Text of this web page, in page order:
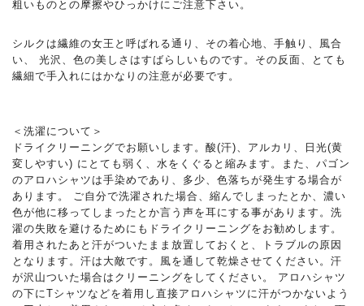
粗いものとの摩擦やひっかけにご注意下さい。
シルクは繊維の女王と呼ばれる通り、その着心地、手触り、風合
い、 光沢、色の美しさはすばらしいものです。その反面、とても
繊細で手入れにはかなりの注意が必要です。
＜洗濯について＞
ドライクリーニングでお願いします。酸(汗)、アルカリ、日光(黄
変しやすい) にとても弱く、水をくぐると縮みます。また、パゴン
のアロハシャツは手染めであり、多少、色落ちが発生する場合が
あります。 ご自分で洗濯された場合、縮んでしまったとか、濃い
色が他に移ってしまったとか言う声を耳にする事があります。洗
濯の失敗を避けるためにもドライクリーニングをお勧めします。
着用されたあと汗がついたまま放置しておくと、トラブルの原因
となります。汗は大敵です。風を通して乾燥させてください。汗
が沢山ついた場合はクリーニングをしてください。 アロハシャツ
の下にTシャツなどを着用し直接アロハシャツに汗がつかないよう